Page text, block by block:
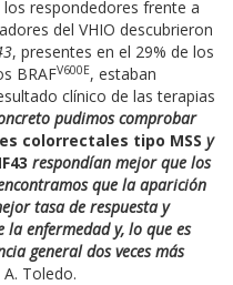
respondedores frente a
del VHIO descubrieron
, presentes en el 29% de los
BRAFV600E, estaban
clínico de las terapias
pudimos comprobar
colorrectales tipo MSS y
respondían mejor que los
que la aparición
tasa de respuesta y
enfermedad y, lo que es
general dos veces más
Toledo.